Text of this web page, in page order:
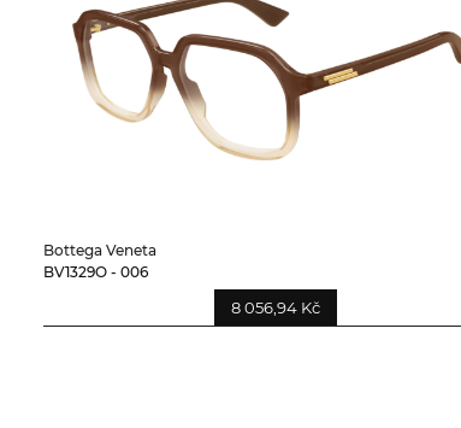
Bottega Veneta
BV1329O - 006
8 056,94 Kč